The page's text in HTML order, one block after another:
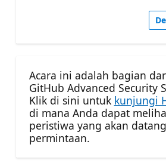
Acara ini adalah bagian
GitHub Advanced Security
Klik di sini untuk kunjungi
di mana Anda dapat
peristiwa yang akan
permintaan.